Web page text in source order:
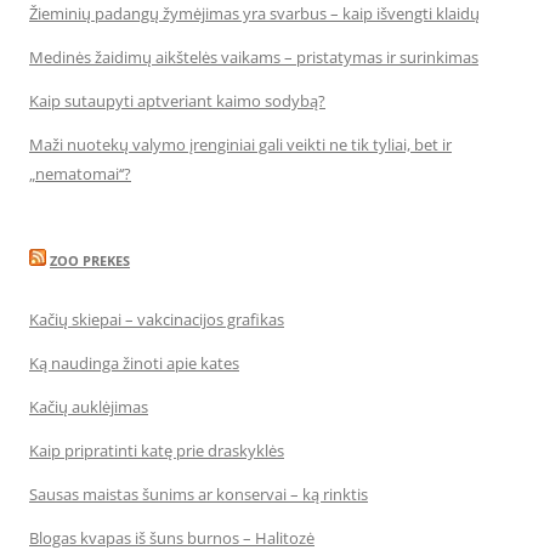
Žieminių padangų žymėjimas yra svarbus – kaip išvengti klaidų
Medinės žaidimų aikštelės vaikams – pristatymas ir surinkimas
Kaip sutaupyti aptveriant kaimo sodybą?
Maži nuotekų valymo įrenginiai gali veikti ne tik tyliai, bet ir
„nematomai‘‘?
ZOO PREKES
Kačių skiepai – vakcinacijos grafikas
Ką naudinga žinoti apie kates
Kačių auklėjimas
Kaip pripratinti katę prie draskyklės
Sausas maistas šunims ar konservai – ką rinktis
Blogas kvapas iš šuns burnos – Halitozė